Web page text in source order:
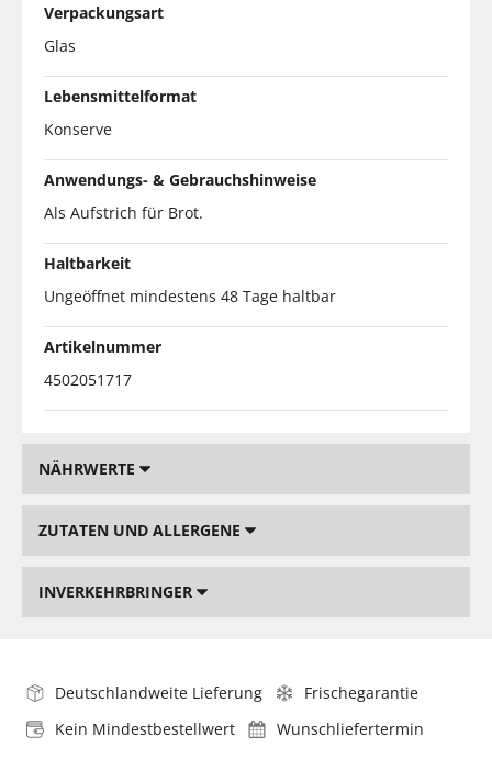
Verpackungsart
Glas
Lebensmittelformat
Konserve
Anwendungs- & Gebrauchshinweise
Als Aufstrich für Brot.
Haltbarkeit
Ungeöffnet mindestens 48 Tage haltbar
Artikelnummer
4502051717
NÄHRWERTE
ZUTATEN UND ALLERGENE
INVERKEHRBRINGER
Deutschlandweite Lieferung
Frischegarantie
Kein Mindestbestellwert
Wunschliefertermin